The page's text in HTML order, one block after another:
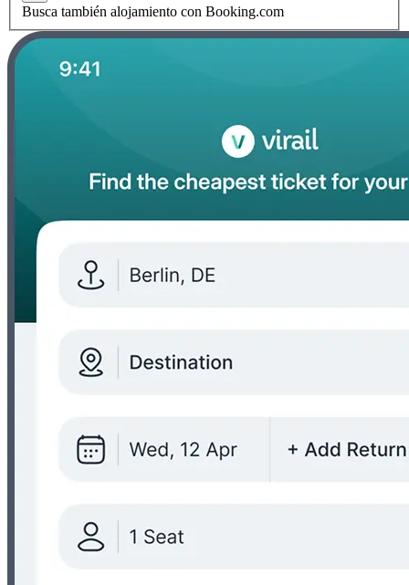
Busca también alojamiento con Booking.com